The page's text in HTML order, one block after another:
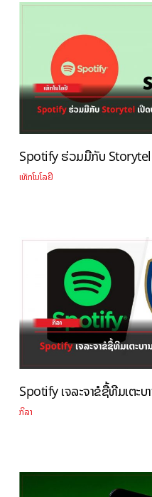
Spotify ຮ່ວມມືກັບ
ເທັກໂນໂລຢີ
Spotify ເຈລະຈາຂໍຊື້ທີມເຕະ
ກິລາ